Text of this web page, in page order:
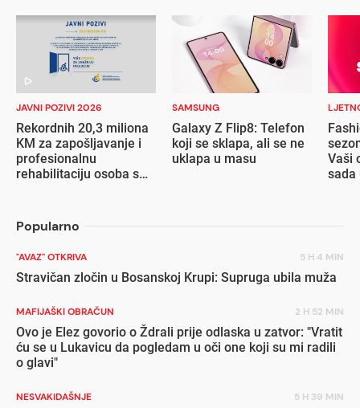
JAVNI POZIVI 2026
Rekordnih 20,3 miliona
KM za zapošljavanje i
profesionalnu
rehabilitaciju osoba s
SAMSUNG
Galaxy Z Flip8: Telefon
koji se sklapa, ali se ne
uklapa u masu
Vaši
sada
Popularno
"AVAZ" OTKRIVA 5 H 4 MIN
Stravičan zločin u Bosanskoj Krupi: Supruga ubila muža
MAFIJAŠKI OBRAČUN 2 H 52 MIN
Ovo je Elez govorio o Ždrali prije odlaska u zatvor: "Vratit
ću se u Lukavicu da pogledam u oči one koji su mi radili
o glavi"
NESVAKIDAŠNJE 5 H 39 MIN